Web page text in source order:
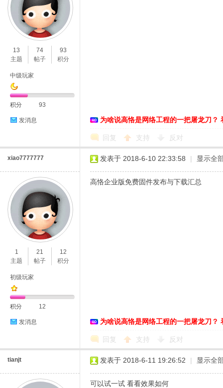
13
主题
74
帖子
93
积分
中级玩家
积分 93
发消息 为啥说高恪是网络工程的一把屠龙刀？
回复 支持 反对
xiao7777777
1
主题
21
帖子
12
积分
初级玩家
积分 12
发消息
发表于 2018-6-10 22:33:58 | 显示全
高恪企业版免费固件发布与下载汇总
为啥说高恪是网络工程的一把屠龙刀？
回复 支持 反对
tianjt 发表于 2018-6-11 19:26:52 | 显示全
可以试一试 看看效果如何